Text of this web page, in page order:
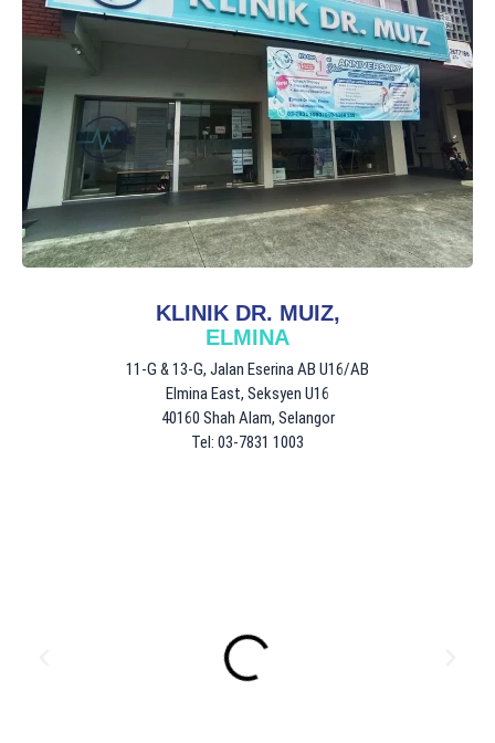
KLINIK DR. MUIZ,
ELMINA
11-G & 13-G, Jalan Eserina AB U16/AB
Elmina East, Seksyen U16
40160 Shah Alam, Selangor
Tel: 03-7831 1003